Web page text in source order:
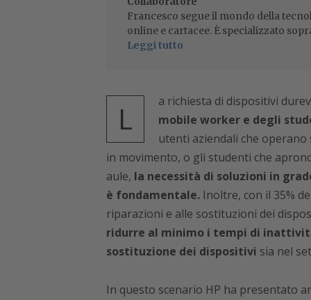
Francesco segue il mondo della
online e cartacee. È specializzato
Leggi tutto
L a richiesta di dispositivi
mobile worker e degli
utenti aziendali che
in movimento, o gli studenti che
aule, la necessità di soluzioni in
è fondamentale.Inoltre, con il 35%
riparazioni e alle sostituzioni dei
ridurre al minimo i tempi di
sostituzione dei dispositivi sia nel
In questo scenario HP ha presentato